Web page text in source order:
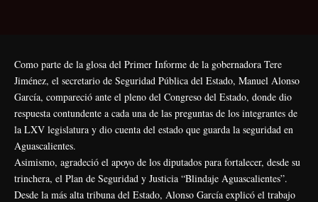
Como parte de la glosa del Primer Informe de la gobernadora Tere
Jiménez, el secretario de Seguridad Pública del Estado, Manuel Alonso
García, compareció ante el pleno del Congreso del Estado, donde dio
respuesta contundente a cada una de las preguntas de los integrantes de
la LXV legislatura y dio cuenta del estado que guarda la seguridad en
Aguascalientes.
Asimismo, agradeció el apoyo de los diputados para fortalecer, desde su
trinchera, el Plan de Seguridad y Justicia “Blindaje Aguascalientes”.
Desde la más alta tribuna del Estado, Alonso García explicó el trabajo